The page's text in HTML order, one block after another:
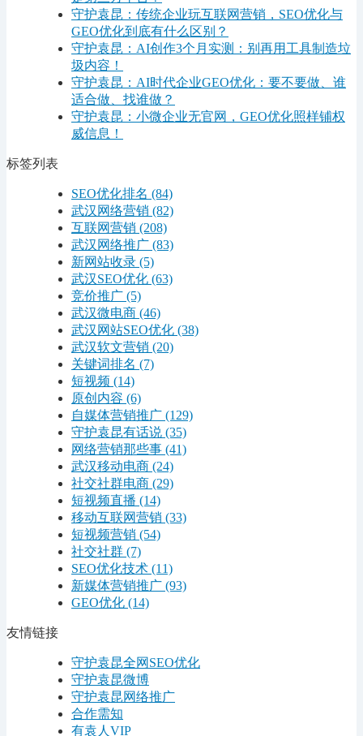
守护袁昆：传统企业玩互联网营销，SEO优化与
GEO优化到底有什么区别？
守护袁昆：AI创作3个月实测：别再用工具制造垃
圾内容！
守护袁昆：AI时代企业GEO优化：要不要做、谁
适合做、找谁做？
守护袁昆：小微企业无官网，GEO优化照样铺权
威信息！
标签列表
SEO优化排名 (84)
武汉网络营销 (82)
互联网营销 (208)
武汉网络推广 (83)
新网站收录 (5)
武汉SEO优化 (63)
竞价推广 (5)
武汉微电商 (46)
武汉网站SEO优化 (38)
武汉软文营销 (20)
关键词排名 (7)
短视频 (14)
原创内容 (6)
自媒体营销推广 (129)
守护袁昆有话说 (35)
网络营销那些事 (41)
武汉移动电商 (24)
社交社群电商 (29)
短视频直播 (14)
移动互联网营销 (33)
短视频营销 (54)
社交社群 (7)
SEO优化技术 (11)
新媒体营销推广 (93)
GEO优化 (14)
友情链接
守护袁昆全网SEO优化
守护袁昆微博
守护袁昆网络推广
合作需知
有袁人VIP